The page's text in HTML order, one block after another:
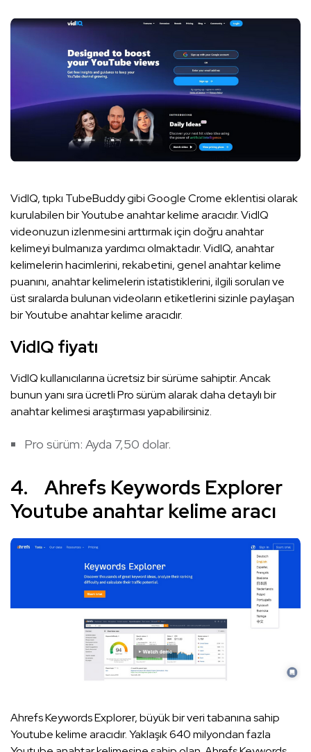
VidIQ, tıpkı TubeBuddy gibi Google Crome eklentisi olarak
kurulabilen bir Youtube anahtar kelime aracıdır. VidIQ
videonuzun izlenmesini arttırmak için doğru anahtar
kelimeyi bulmanıza yardımcı olmaktadır. VidIQ, anahtar
kelimelerin hacimlerini, rekabetini, genel anahtar kelime
puanını, anahtar kelimelerin istatistiklerini, ilgili soruları ve
üst sıralarda bulunan videoların etiketlerini sizinle paylaşan
bir Youtube anahtar kelime aracıdır.
VidIQ fiyatı
VidIQ kullanıcılarına ücretsiz bir sürüme sahiptir. Ancak
bunun yanı sıra ücretli Pro sürüm alarak daha detaylı bir
anahtar kelimesi araştırması yapabilirsiniz.
Pro sürüm: Ayda 7,50 dolar.
4. Ahrefs Keywords Explorer
Youtube anahtar kelime aracı
Ahrefs Keywords Explorer, büyük bir veri tabanına sahip
Youtube kelime aracıdır. Yaklaşık 640 milyondan fazla